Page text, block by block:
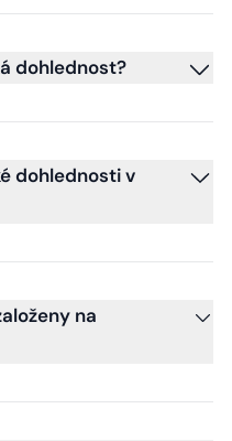
dohlednost?
dohlednosti v
na